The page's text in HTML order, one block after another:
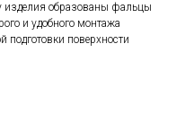
изделия образованы фальцы
и удобного монтажа
подготовки поверхности